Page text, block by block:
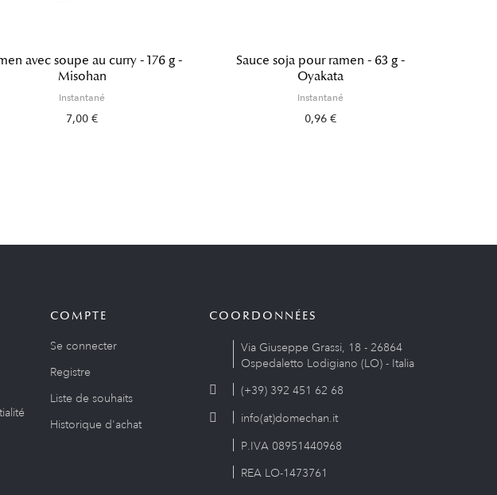
avec soupe au curry - 176 g -
Misohan
Instantané
7,00 €
Sauce soja pour ramen - 63 g -
Oyakata
Instantané
0,96 €
COMPTE
Se connecter
Registre
Liste de souhaits
Historique d'achat
COORDONNÉES
Via Giuseppe Grassi, 18 - 26864
Ospedaletto Lodigiano (LO) - Italia
(+39) 392 451 62 68
info(at)domechan.it
P.IVA 08951440968
REA LO-1473761